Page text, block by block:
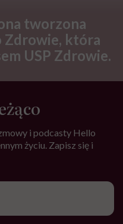
tworzona
Zdrowie, która
USP Zdrowie.
i podcasty Hello
życiu. Zapisz się i